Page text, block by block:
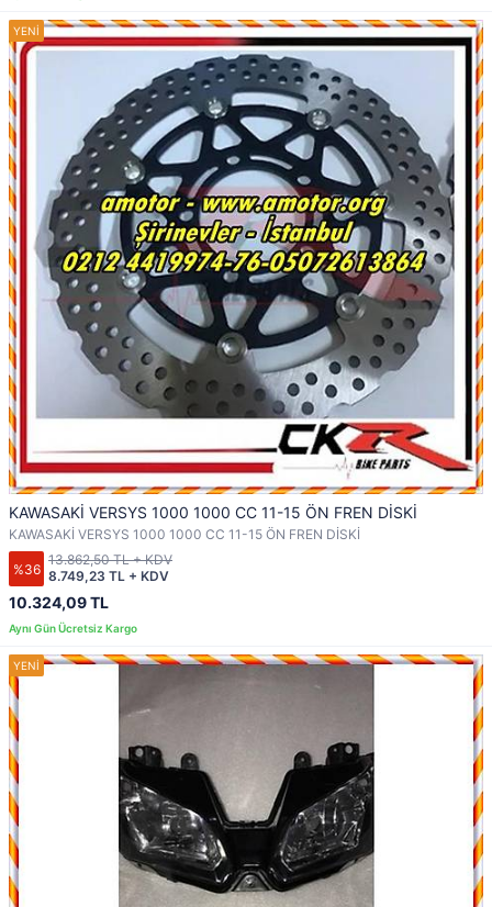
KAWASAKİ VERSYS 1000 1000 CC 11-15 ÖN FREN DİSKİ
KAWASAKİ VERSYS 1000 1000 CC 11-15 ÖN FREN DİSKİ
%36
10.324,09 TL
8.749,23 TL + KDV
13.862,50 TL + KDV